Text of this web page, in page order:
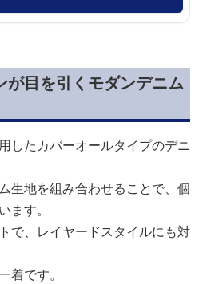
が目を引くモダンデニム
したカバーオールタイプのデニ
生地を組み合わせることで、個
ます。
で、レイヤードスタイルにも対
着です。